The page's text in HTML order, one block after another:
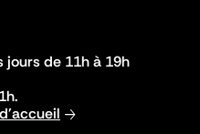
jours de 11h à 19h